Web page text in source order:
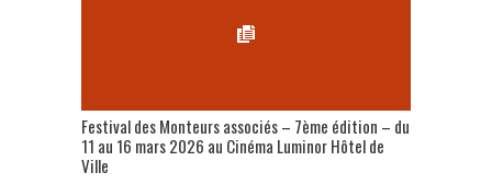
Festival des Monteurs associés – 7ème édition – du
11 au 16 mars 2026 au Cinéma Luminor Hôtel de
Ville